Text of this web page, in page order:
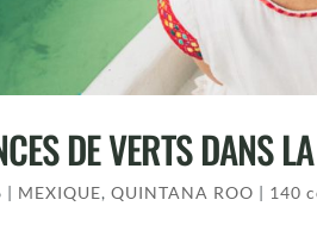
DE VERTS DANS
| MEXIQUE,QUINTANA ROO | 140